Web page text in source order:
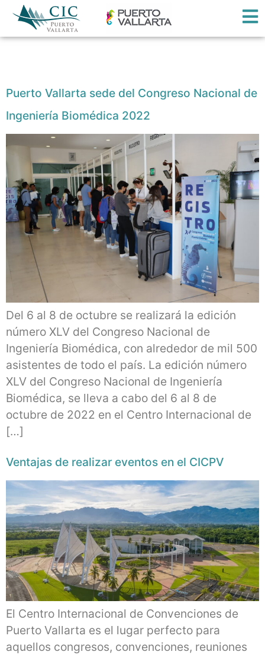
Puerto Vallarta sede del Congreso Nacional de
Ingeniería Biomédica 2022
Del 6 al 8 de octubre se realizará la edición
número XLV del Congreso Nacional de
Ingeniería Biomédica, con alrededor de mil 500
asistentes de todo el país. La edición número
XLV del Congreso Nacional de Ingeniería
Biomédica, se lleva a cabo del 6 al 8 de
octubre de 2022 en el Centro Internacional de
[…]
Ventajas de realizar eventos en el CICPV
El Centro Internacional de Convenciones de
Puerto Vallarta es el lugar perfecto para
aquellos congresos, convenciones, reuniones